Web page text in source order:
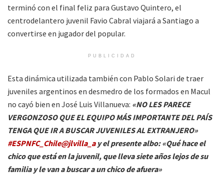
terminó con el final feliz para Gustavo Quintero, el
centrodelantero juvenil Favio Cabral viajará a Santiago a
convertirse en jugador del popular.
PUBLICIDAD
Esta dinámica utilizada también con Pablo Solari de traer
juveniles argentinos en desmedro de los formados en Macul
no cayó bien en José Luis Villanueva: «NO LES PARECE
VERGONZOSO QUE EL EQUIPO MÁS IMPORTANTE DEL PAÍS
TENGA QUE IR A BUSCAR JUVENILES AL EXTRANJERO»
#ESPNFC_Chile@jlvilla_ay el presente albo: «Qué hace el
chico que está en la juvenil, que lleva siete años lejos de su
familia y le van a buscar a un chico de afuera»